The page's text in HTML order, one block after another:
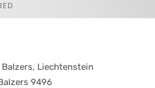
Liechtenstein
9496